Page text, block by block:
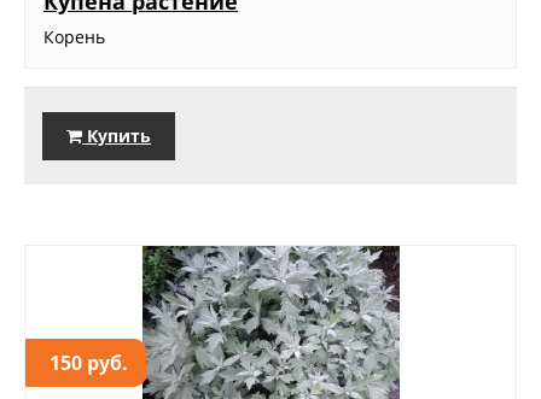
Корень
Купить
150 руб.